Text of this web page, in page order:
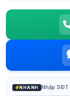
NHANH Nhập